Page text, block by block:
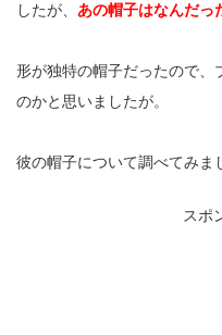
したが、 あの帽子はなんだっ
形が独特の帽子だったので、
のかと思いましたが。
彼の帽子について調べてみま
スポ